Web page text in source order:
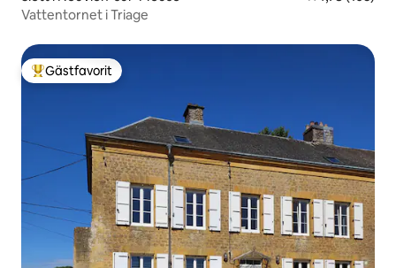
Vattentornet i Triage
Populär gästfavorit
Gästfavorit